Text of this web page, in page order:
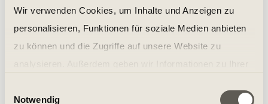
Wir verwenden Cookies, um Inhalte und Anzeigen zu
personalisieren, Funktionen für soziale Medien anbieten
zu können und die Zugriffe auf unsere Website zu
soziale Medien, Werbung und Analysen weiter. Unsere
Notwendig